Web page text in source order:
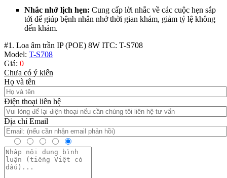
Nhắc nhở lịch hẹn: Cung cấp lời nhắc về các cuộc hẹn sắp
tới để giúp bệnh nhân nhớ thời gian khám, giảm tỷ lệ không
đến khám.
#1. Loa âm trần IP (POE) 8W ITC: T-S708
Model: T-S708
Giá: 0
Chưa có ý kiến
Họ và tên
Điện thoại liên hệ
Địa chỉ Email